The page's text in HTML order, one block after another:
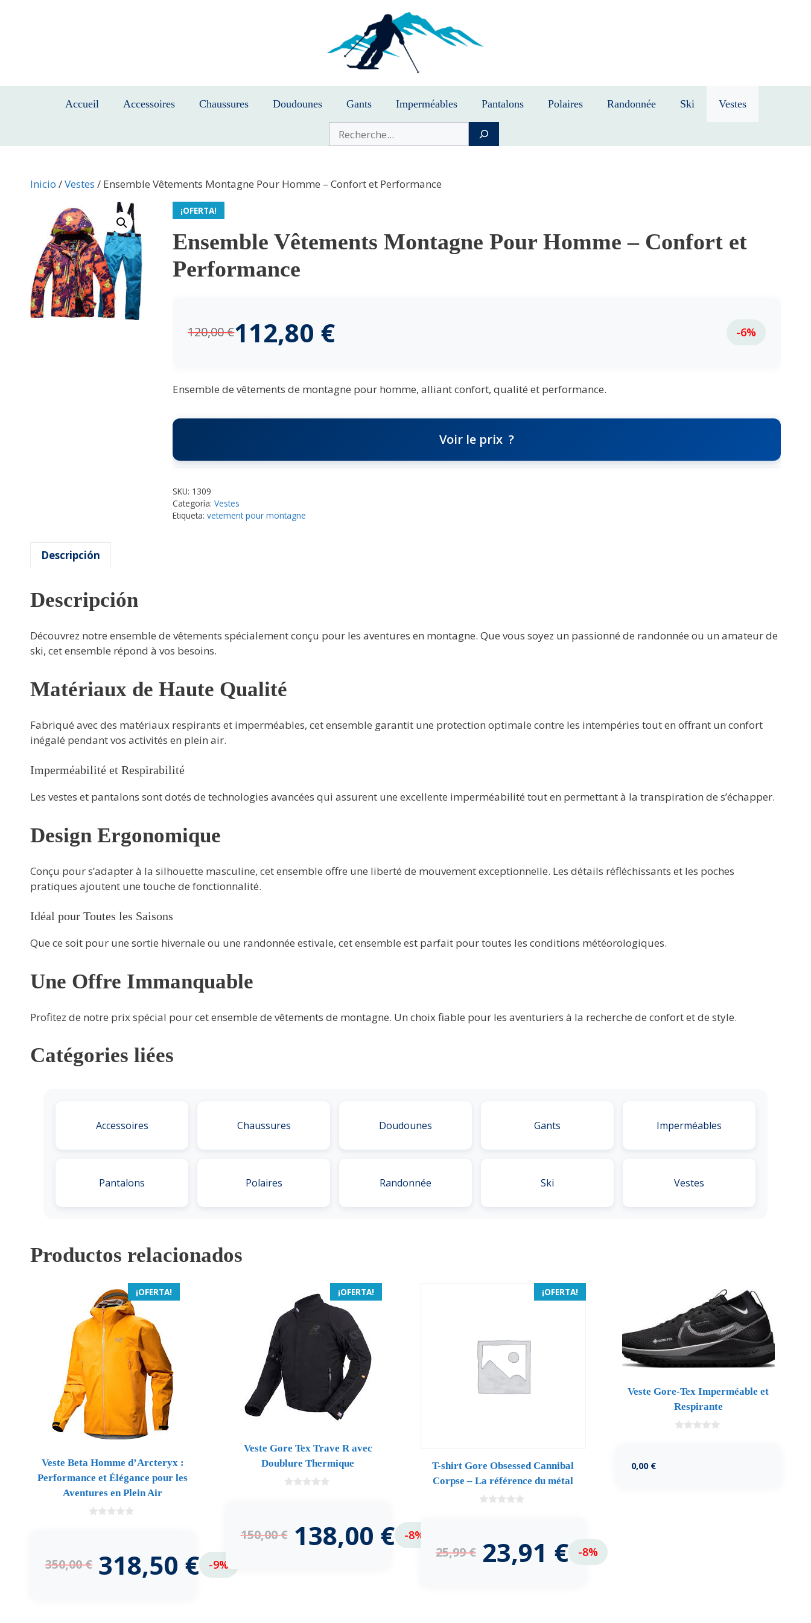
Accueil Accessoires Chaussures Doudounes Gants Imperméables Pantalons Polaires Randonnée Ski Vestes
Buscar
Inicio /Vestes / Ensemble Vêtements Montagne Pour Homme – Confort et Performance
¡OFERTA!
Ensemble Vêtements Montagne Pour Homme – Confort et
Performance
120,00€112,80 € -6%
Ensemble de vêtements de montagne pour homme, alliant confort, qualité et performance.
Voir le prix
SKU: 1309
Categoría:Vestes
Etiqueta:vetement pour montagne
Descripción
Descripción
Découvrez notre ensemble de vêtements spécialement conçu pour les aventures en montagne. Que vous soyez un passionné de randonnée ou un amateur de
ski, cet ensemble répond à vos besoins.
Matériaux de Haute Qualité
Fabriqué avec des matériaux respirants et imperméables, cet ensemble garantit une protection optimale contre les intempéries tout en offrant un confort
inégalé pendant vos activités en plein air.
Imperméabilité et Respirabilité
Les vestes et pantalons sont dotés de technologies avancées qui assurent une excellente imperméabilité tout en permettant à la transpiration de s’échapper.
Design Ergonomique
Conçu pour s’adapter à la silhouette masculine, cet ensemble offre une liberté de mouvement exceptionnelle. Les détails réfléchissants et les poches
pratiques ajoutent une touche de fonctionnalité.
Idéal pour Toutes les Saisons
Que ce soit pour une sortie hivernale ou une randonnée estivale, cet ensemble est parfait pour toutes les conditions météorologiques.
Une Offre Immanquable
Profitez de notre prix spécial pour cet ensemble de vêtements de montagne. Un choix fiable pour les aventuriers à la recherche de confort et de style.
Catégories liées
Accessoires Chaussures Doudounes Gants Imperméables
Pantalons Polaires Randonnée Ski Vestes
Productos relacionados
¡OFERTA!
Veste Beta Homme d’Arcteryx :
Performance et Élégance pour les
Aventures en Plein Air
350,00€ 318,50 € -9%
¡OFERTA!
Veste Gore Tex Trave R avec
Doublure Thermique
150,00€ 138,00 € -8%
¡OFERTA!
T-shirt Gore Obsessed Cannibal
Corpse – La référence du métal
25,99€ 23,91 € -8%
Veste Gore-Tex Imperméable et
Respirante
0,00 €